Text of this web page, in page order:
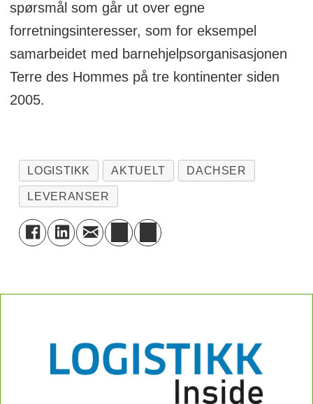
spørsmål som går ut over egne
forretningsinteresser, som for eksempel
samarbeidet med barnehjelpsorganisasjonen
Terre des Hommes på tre kontinenter siden
2005.
LOGISTIKK AKTUELT DACHSER
LEVERANSER